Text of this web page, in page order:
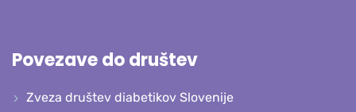
Povezave do društev
Zveza društev diabetikov Slovenije